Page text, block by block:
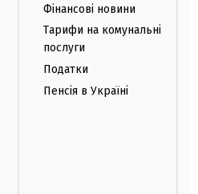
Фінансові новини
Тарифи на комунальні
послуги
Податки
Пенсія в Україні